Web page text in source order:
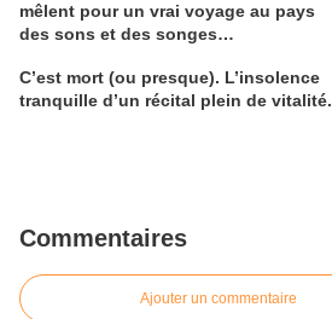
mêlent pour un vrai voyage au pays
des sons et des songes…
C’est mort (ou presque). L’insolence
tranquille d’un récital plein de vitalité.
Commentaires
Ajouter un commentaire